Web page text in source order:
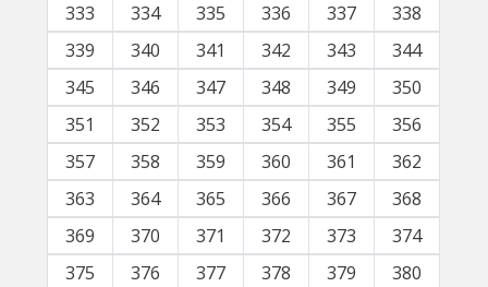
333
334 335 336 337
338
339
340 341 342 343
344
345
346 347 348 349
350
351
352 353 354 355
356
357
358 359 360 361
362
363
364 365 366 367
368
369
370 371 372 373
374
375
376 377 378 379
380